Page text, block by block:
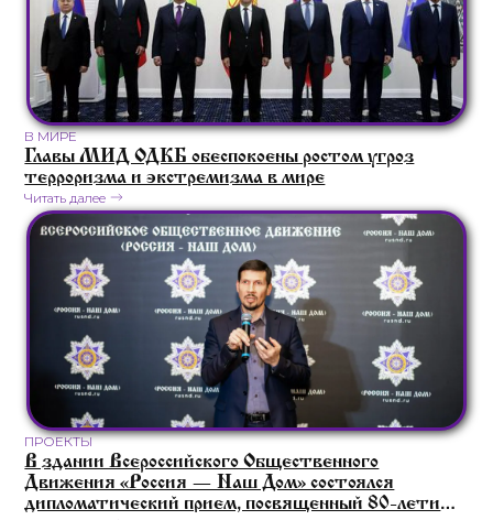
В МИРЕ
Главы МИД ОДКБ обеспокоены ростом угроз
терроризма и экстремизма в мире
Читать далее
ПРОЕКТЫ
В здании Всероссийского Общественного
Движения «Россия — Наш Дом» состоялся
дипломатический прием, посвященный 80-летию